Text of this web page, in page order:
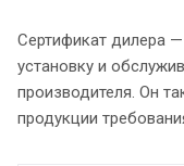
Сертификат дилера
установку и
производителя. Он
продукции